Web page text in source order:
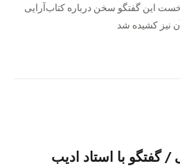
اين گفتگو سخن درباره كتاب‌آرايی
نيز كشيده شد
/ گفتگو با استاد اديب